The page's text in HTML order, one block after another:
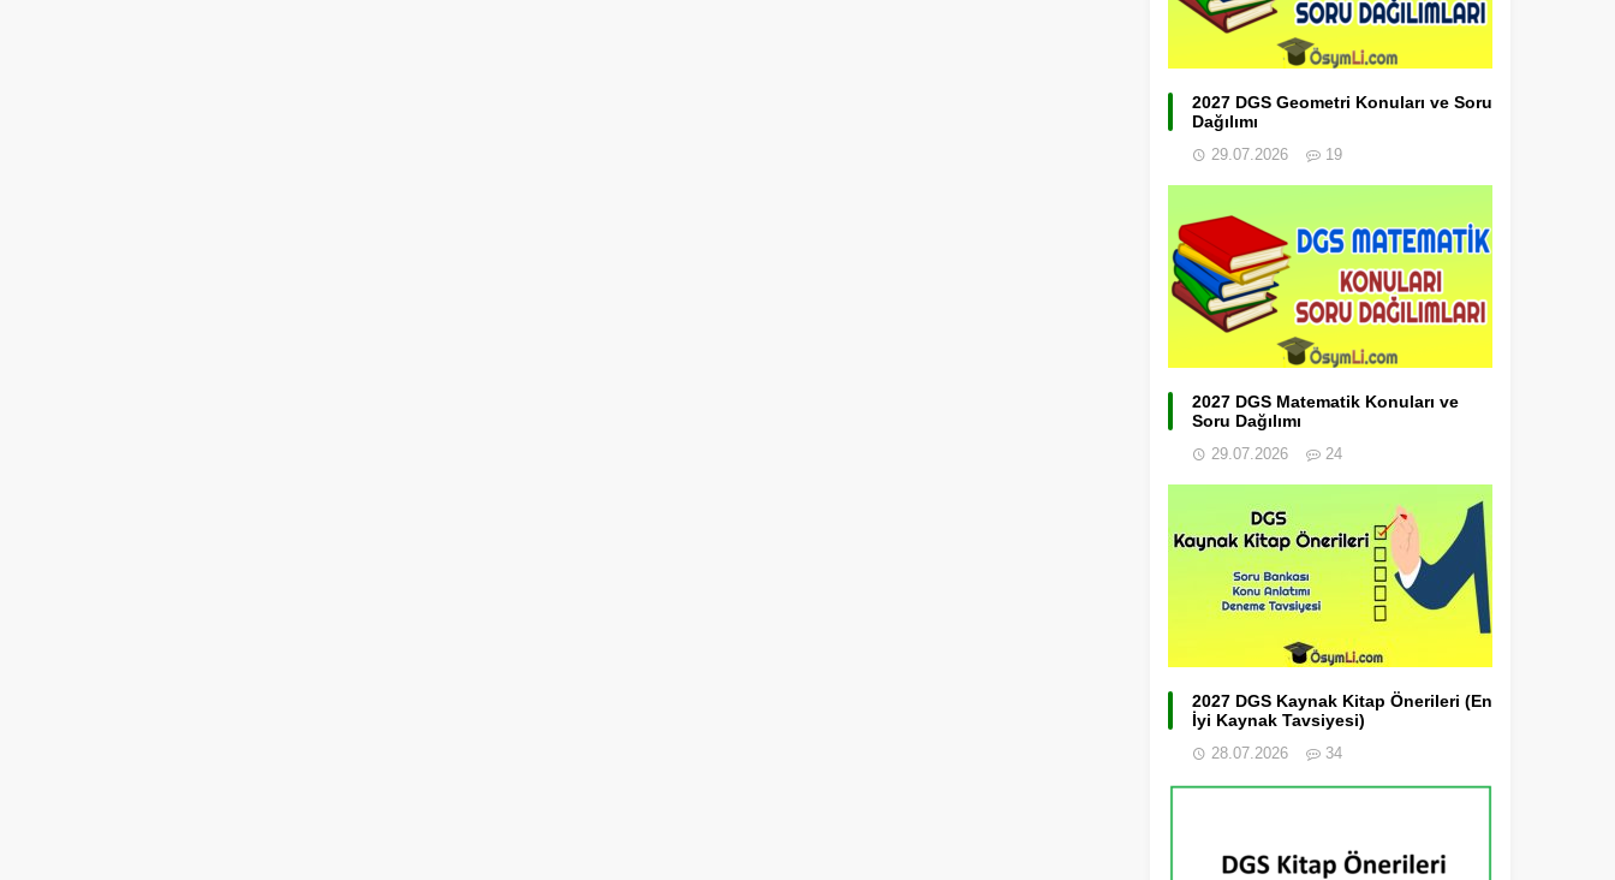
2027 DGS Geometri Konuları ve Soru
Dağılımı
29.07.2026 19
2027 DGS Matematik Konuları ve
Soru Dağılımı
29.07.2026 24
2027 DGS Kaynak Kitap Önerileri (En
İyi Kaynak Tavsiyesi)
28.07.2026 34